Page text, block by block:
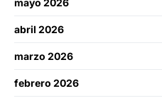
mayo 2026
abril 2026
marzo 2026
febrero 2026